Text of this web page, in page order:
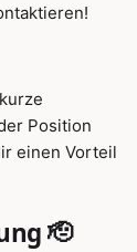
Position
einen Vorteil
🫡